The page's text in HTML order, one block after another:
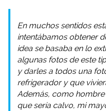
En muchos sentidos
intentábamos obtener
idea se basaba en lo
algunas fotos de este
y darles a todos una
refrigerador y que
Además, como
que sería calvo, mi